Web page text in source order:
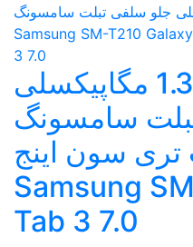
ماژول دوربین 1.3 مگاپیکسلی
سامسونگ
سون اینج
Samsung
Tab 3 7.0